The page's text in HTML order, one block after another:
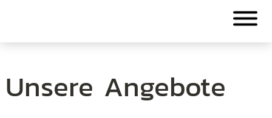
Unsere Angebote